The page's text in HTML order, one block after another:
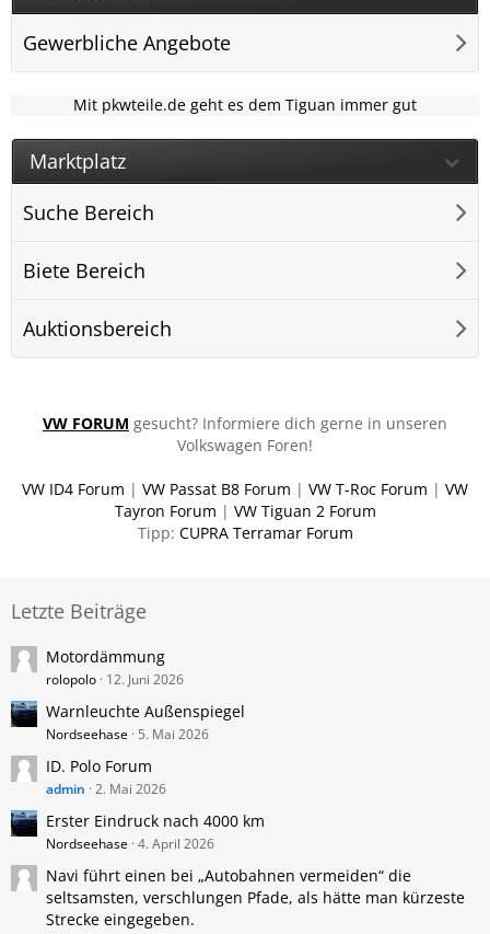
Gewerbliche Angebote
Mit pkwteile.de geht es dem Tiguan immer gut
Marktplatz
Suche Bereich
Biete Bereich
Auktionsbereich
VW FORUM gesucht? Informiere dich gerne in unseren
Volkswagen Foren!
VW ID4 Forum | VW Passat B8 Forum | VW T-Roc Forum | VW
Tayron Forum | VW Tiguan 2 Forum
Tipp: CUPRA Terramar Forum
Letzte Beiträge
Motordämmung
rolopolo 12. Juni 2026
Warnleuchte Außenspiegel
Nordseehase 5. Mai 2026
ID. Polo Forum
admin 2. Mai 2026
Erster Eindruck nach 4000 km
Nordseehase 4. April 2026
Navi führt einen bei „Autobahnen vermeiden“ die
seltsamsten, verschlungen Pfade, als hätte man kürzeste
Strecke eingegeben.